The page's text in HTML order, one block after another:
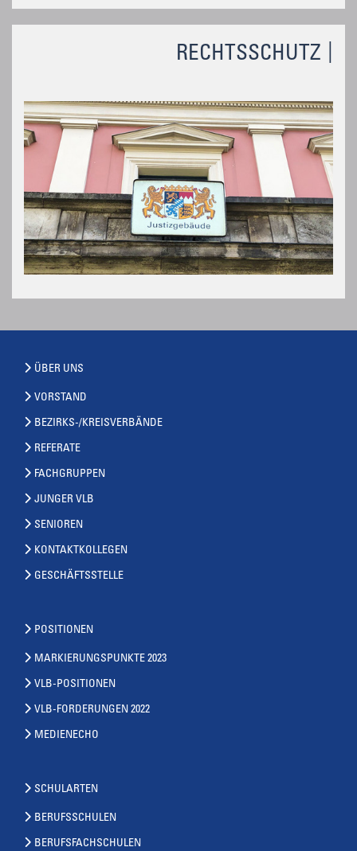
RECHTSSCHUTZ
ÜBER UNS
VORSTAND
BEZIRKS-/KREISVERBÄNDE
REFERATE
FACHGRUPPEN
JUNGER VLB
SENIOREN
KONTAKTKOLLEGEN
GESCHÄFTSSTELLE
POSITIONEN
MARKIERUNGSPUNKTE 2023
VLB-POSITIONEN
VLB-FORDERUNGEN 2022
MEDIENECHO
SCHULARTEN
BERUFSSCHULEN
BERUFSFACHSCHULEN